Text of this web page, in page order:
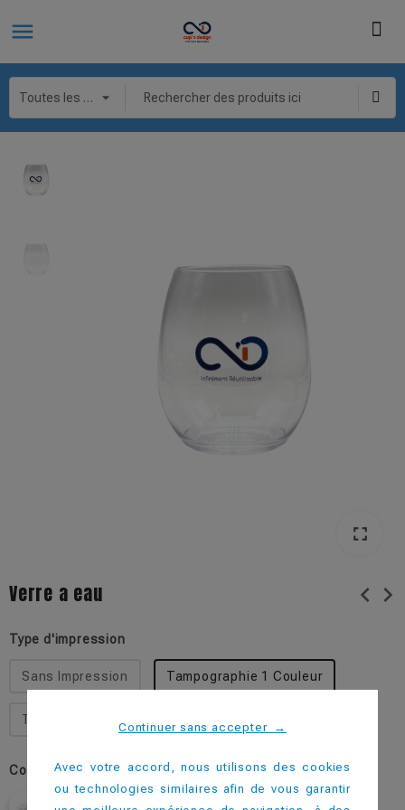
fullscreen
fullscreen
Verre a eau chevron_left chevron_right
Type d'impression
Sans Impression Tampographie 1 Couleur
Tampographie 2 Couleurs
Couleur
Continuer sans accepter →
Avec votre accord, nous utilisons des cookies
ou technologies similaires afin de vous garantir